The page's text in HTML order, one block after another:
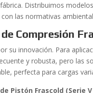
Distribuimos
las normativas
Compresión
su innovación. Para
y robusta, pero las
perfecta para cargas
Pistón Frascold (Serie V